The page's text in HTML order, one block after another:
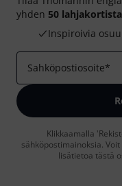
yhden 50 lahjakortista
Inspiroivia
Sahköpostiosoite*
Klikkaamalla
sähköpostimainoksia.
lisätietoa tästä